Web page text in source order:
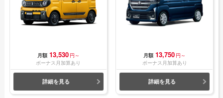
月額 13,530 円～
ボーナス月加算あり
詳細を見る
月額 13,750 円～
ボーナス月加算あり
詳細を見る